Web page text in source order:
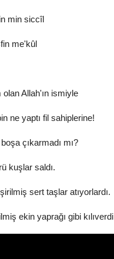
min siccîl
me'kûl
Allah'ın ismiyle
ne yaptı fil sahiplerine!
çıkarmadı mı?
kuşlar saldı.
sert taşlar atıyorlardı.
ekin yaprağı gibi kılıverdi